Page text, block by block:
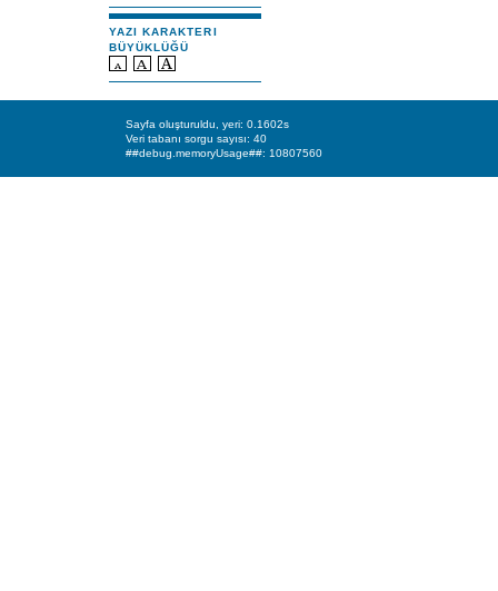
YAZI KARAKTERI
BÜYÜKLÜĞÜ
Sayfa oluşturuldu, yeri: 0.1602s
Veri tabanı sorgu sayısı: 40
##debug.memoryUsage##: 10807560